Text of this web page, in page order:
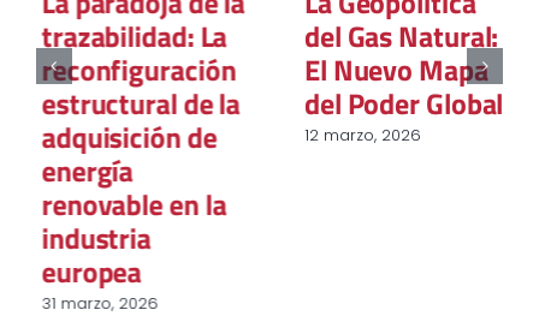
trazabilidad: La
reconfiguración
estructural de la
adquisición de
energía
renovable en la
industria
europea
31 marzo, 2026
del Gas Natural:
El Nuevo Mapa
del Poder Global
12 marzo, 2026